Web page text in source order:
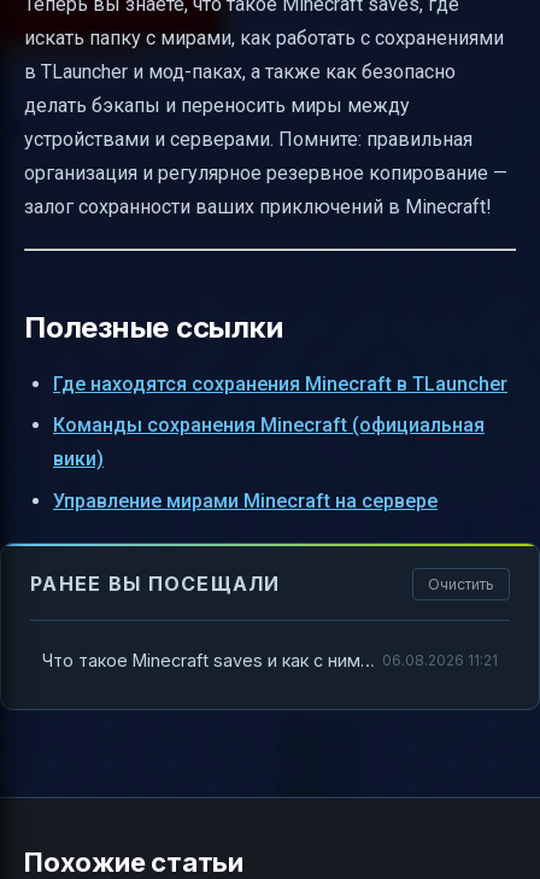
искать папку с мирами, как работать с сохранениями
в TLauncher и мод-паках, а также как безопасно
делать бэкапы и переносить миры между
устройствами и серверами. Помните: правильная
организация и регулярное резервное копирование —
залог сохранности ваших приключений в Minecraft!
Полезные ссылки
Где находятся сохранения Minecraft в TLauncher
Команды сохранения Minecraft (официальная
вики)
Управление мирами Minecraft на сервере
РАНЕЕ ВЫ ПОСЕЩАЛИ Очистить
Что такое Minecraft saves и как с ними работать 06.08.2026 11:21
Похожие статьи